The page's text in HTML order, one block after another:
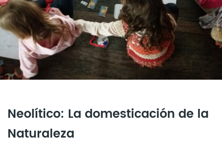
Neolítico: La domesticación de la
Naturaleza